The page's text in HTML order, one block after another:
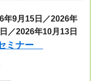
年9月15日／2026年
／2026年10月13日
ミナー